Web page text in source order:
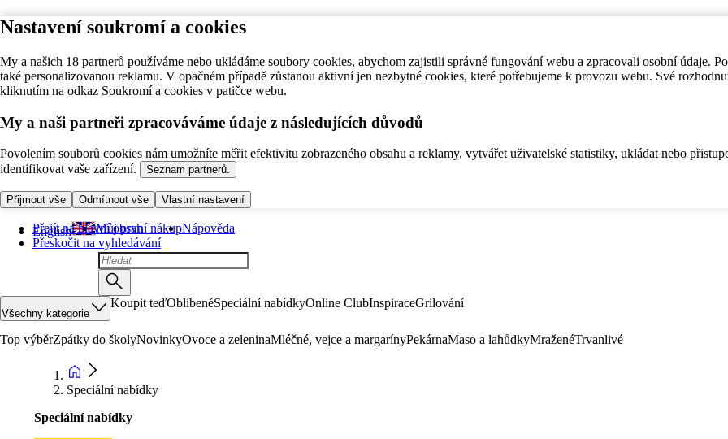
Nastavení soukromí a cookies
My a našich 18 partnerů používáme nebo ukládáme soubory cookies, abychom zajistili správné fungování webu a zpracovali osobní údaje.
také personalizovanou reklamu. V opačném případě zůstanou aktivní jen nezbytné cookies, které potřebujeme k provozu webu. Své
kliknutím na odkaz Soukromí a cookies v patičce webu.
My a naši partneři zpracováváme údaje z následujících důvodů
Povolením souborů cookies nám umožníte měřit efektivitu zobrazeného obsahu a reklamy, vytvářet uživatelské statistiky, ukládat nebo
identifikovat vaše zařízení.
Seznam partnerů.
Přijmout vše Odmítnout vše Vlastní nastavení
Přejít na hlavní obsah
Přeskočit na vyhledávání
English Můj první nákupNápověda
Všechny kategorie
Koupit teďOblíbenéSpeciální nabídkyOnline ClubInspiraceGrilování
Top výběrZpátky do školyNovinkyOvoce a zeleninaMléčné, vejce a margarínyPekárnaMaso a lahůdkyMraženéTrvanlivé
Speciální nabídky
Speciální nabídky